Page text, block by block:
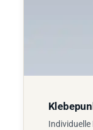
Individuelle